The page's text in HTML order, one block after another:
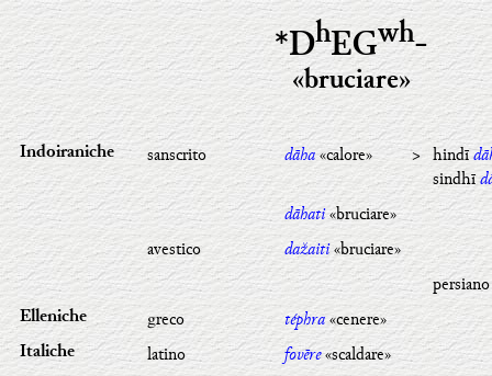
*DhEGwh-
«bruciare»
Indoiraniche sanscrito dāha«calore» > hindī
sindhī
dāhati«bruciare»
avestico
dažaiti«bruciare»
Elleniche greco téphra«cenere»
Italiche latino fovēre«scaldare»